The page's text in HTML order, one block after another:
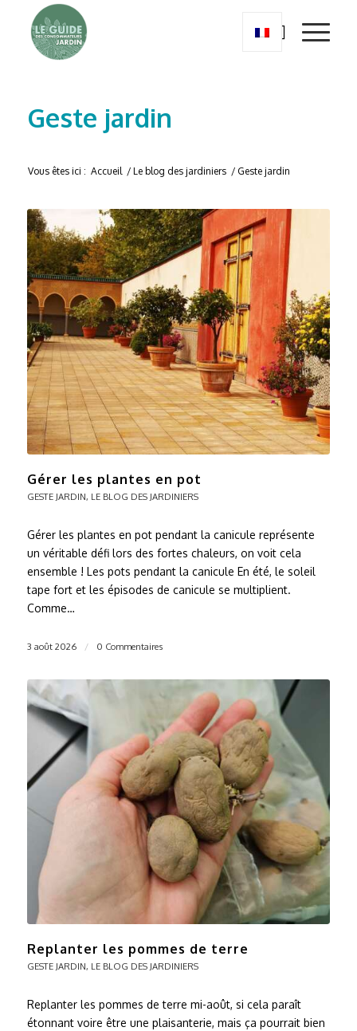
Geste jardin
Vous êtes ici : Accueil / Le blog des jardiniers / Geste jardin
Gérer les plantes en pot
GESTE JARDIN, LE BLOG DES JARDINIERS
Gérer les plantes en pot pendant la canicule représente
un véritable défi lors des fortes chaleurs, on voit cela
ensemble ! Les pots pendant la canicule En été, le soleil
tape fort et les épisodes de canicule se multiplient.
Comme…
3 août 2026 / 0 Commentaires
Replanter les pommes de terre
GESTE JARDIN, LE BLOG DES JARDINIERS
Replanter les pommes de terre mi-août, si cela paraît
étonnant voire être une plaisanterie, mais ça pourrait bien